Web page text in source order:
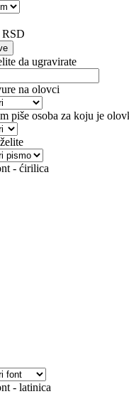
RSD
da ugravirate
na olovci
piše osoba za koju je
- ćirilica
- latinica